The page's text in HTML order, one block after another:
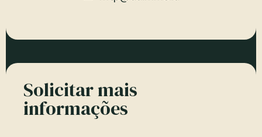
Solicitar mais
informações